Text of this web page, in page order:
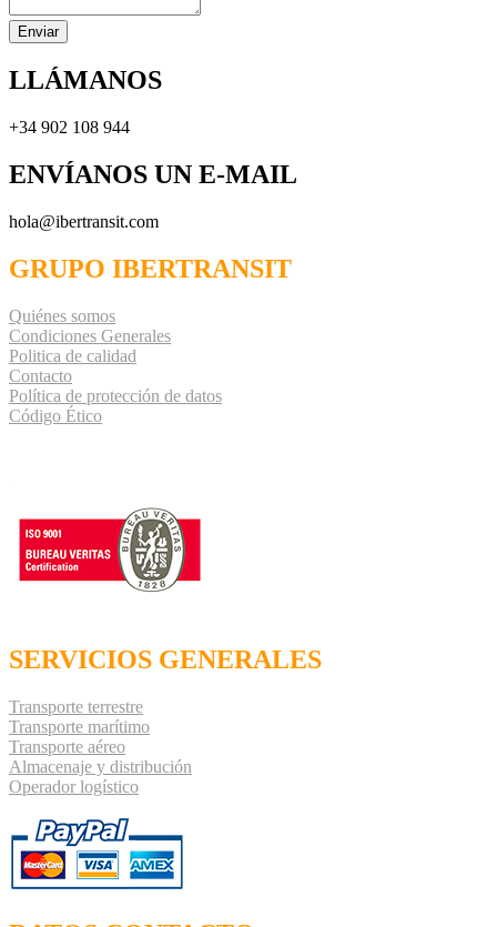
Enviar
LLÁMANOS
+34 902 108 944
ENVÍANOS UN E-MAIL
hola@ibertransit.com
GRUPO IBERTRANSIT
Quiénes somos
Condiciones Generales
Politica de calidad
Contacto
Política de protección de datos
Código Ético
SERVICIOS GENERALES
Transporte terrestre
Transporte marítimo
Transporte aéreo
Almacenaje y distribución
Operador logístico